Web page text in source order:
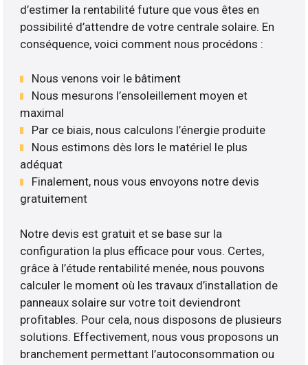
d’estimer la rentabilité future que vous êtes en
possibilité d’attendre de votre centrale solaire. En
conséquence, voici comment nous procédons :
Nous venons voir le bâtiment
Nous mesurons l’ensoleillement moyen et
maximal
Par ce biais, nous calculons l’énergie produite
Nous estimons dès lors le matériel le plus
adéquat
Finalement, nous vous envoyons notre devis
gratuitement
Notre devis est gratuit et se base sur la
configuration la plus efficace pour vous. Certes,
grâce à l’étude rentabilité menée, nous pouvons
calculer le moment où les travaux d’installation de
panneaux solaire sur votre toit deviendront
profitables. Pour cela, nous disposons de plusieurs
solutions. Effectivement, nous vous proposons un
branchement permettant l’autoconsommation ou